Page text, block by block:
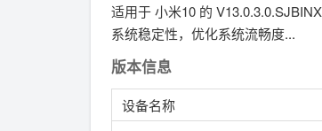
适用于 小米10 的
系统稳定性，优化系统流畅度...
版本信息
设备名称